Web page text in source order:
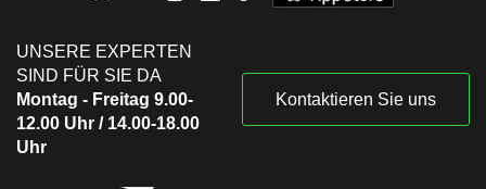
UNSERE EXPERTEN
SIND FÜR SIE DA
Montag - Freitag 9.00-
12.00 Uhr / 14.00-18.00
Uhr
Kontaktieren Sie uns